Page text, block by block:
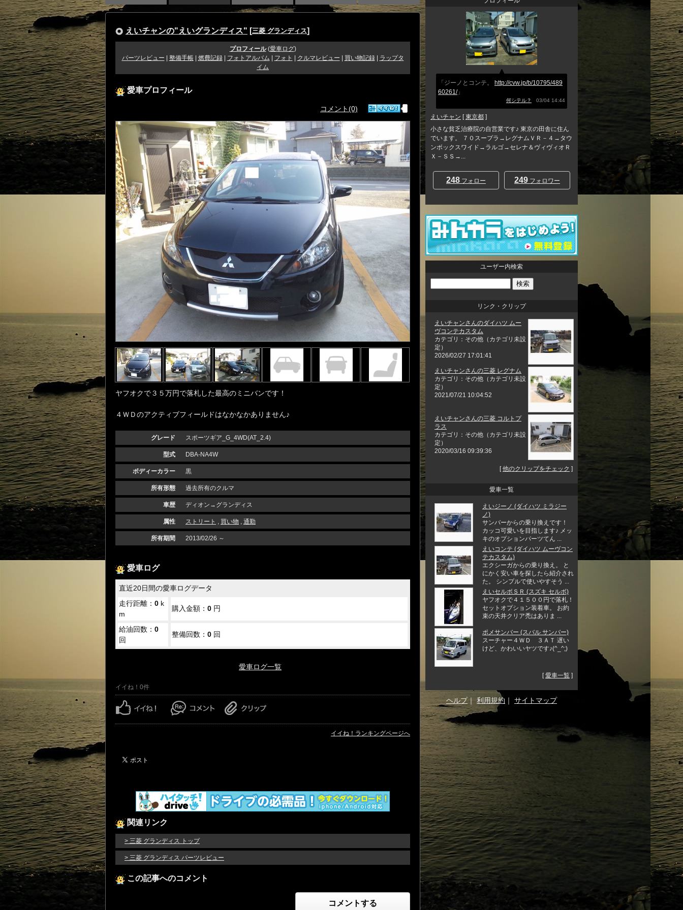
えいチャンの"えいグランディス" [三菱 グランディス]
プロフィール(愛車ログ)
パーツレビュー
整備手帳| 燃費記録| フォトアルバム フォト クルマレビュー 買い物記録|
ラップタ
イム
愛車プロフィール
コメント(0)
ヤフオクで３５万円で落札した最高のミニバンです！
４ＷＤのアクティブフィールドはなかなかありません♪
グレード スポーツギア_G_4WD(AT_2.4)
型式 DBA-NA4W
ボディーカラー 黒
所有形態 過去所有のクルマ
車歴 ディオン→グランディス
属性 ストリート , 買い物 , 通勤
所有期間 2013/02/26 ～
愛車ログ
直近20日間の愛車ログデータ
走行距離： 0 k
m
購入金額： 0 円
給油回数： 0
回
整備回数： 0 回
愛車ログ一覧
イイね！0件
イイね！ランキングページへ
関連リンク
> 三菱 グランディス トップ
> 三菱 グランディス パーツレビュー
この記事へのコメント
コメントする
「ジーノとコンテ。
http://cvw.jp/b/10795/489
60261/」
何シテル？ 03/04 14:44
えいチャン [東京都 ]
小さな貧乏治療院の自営業です♪ 東京の田舎に住ん
でいます。 ７０スープラ→レグナムＶＲ－４→タウ
ンボックスワイド→ラルゴ→セレナ＆ヴィヴィオＲ
Ｘ－ＳＳ→...
248 フォロー 249 フォロワー
ユーザー内検索
リンク・クリップ
えいチャンさんのダイハツ ムー
ヴコンテカスタム
カテゴリ：その他（カテゴリ未設
定）
2026/02/27 17:01:41
えいチャンさんの三菱 レグナム
カテゴリ：その他（カテゴリ未設
定）
2021/07/21 10:04:52
えいチャンさんの三菱 コルトプ
ラス
カテゴリ：その他（カテゴリ未設
定）
2020/03/16 09:39:36
[他のクリップをチェック ]
愛車一覧
えいジーノ (ダイハツ ミラジー
ノ)
サンバーからの乗り換えです！
カッコ可愛いを目指します♪ メッ
キのオプションパーツてん ...
えいコンテ (ダイハツ ムーヴコン
テカスタム)
エクシーガからの乗り換え。 と
にかく安い車を探したら紹介され
た。 シンプルで使いやすそう ...
えいセルボＳＲ (スズキ セルボ)
ヤフオクで４１５００円で落札！
セットオプション装着車。 お約
束の天井クリア禿はありま ...
ポメサンバー (スバル サンバー)
スーチャー４ＷＤ ３ＡＴ 遅い
けど、かわいいヤツです♪(^_^;)
[愛車一覧 ]
ヘルプ｜ 利用規約 ｜ サイトマップ